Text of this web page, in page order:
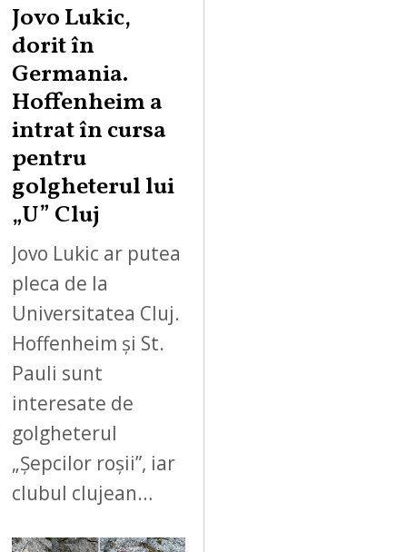
Jovo Lukic,
dorit în
Germania.
Hoffenheim a
intrat în cursa
pentru
golgheterul lui
„U” Cluj
Jovo Lukic ar putea
pleca de la
Universitatea Cluj.
Hoffenheim și St.
Pauli sunt
interesate de
golgheterul
„Șepcilor roșii”, iar
clubul clujean…